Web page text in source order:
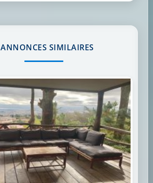
ANNONCES SIMILAIRES